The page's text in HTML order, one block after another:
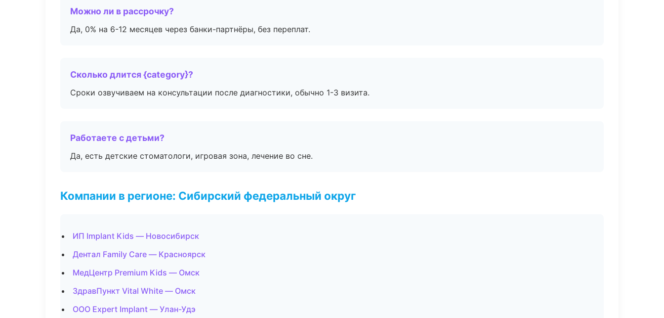
Можно ли в рассрочку?
Да, 0% на 6-12 месяцев через банки-партнёры, без переплат.
Сколько длится {category}?
Сроки озвучиваем на консультации после диагностики, обычно 1-3 визита.
Работаете с детьми?
Да, есть детские стоматологи, игровая зона, лечение во сне.
Компании в регионе: Сибирский федеральный округ
ИП Implant Kids — Новосибирск
Дентал Family Care — Красноярск
МедЦентр Premium Kids — Омск
ЗдравПункт Vital White — Омск
ООО Expert Implant — Улан-Удэ